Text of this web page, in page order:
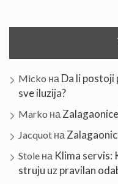
Micko на Da li postoji
sve iluzija?
Marko на
Jacquot на
Stole на Klima servis:
struju uz pravilan